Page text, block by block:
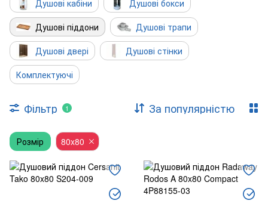
Душові кабіни
Душові бокси
Душові піддони
Душові трапи
Душові двері
Душові стінки
Комплектуючі
Фільтр 1 За популярністю
Розмір 80x80